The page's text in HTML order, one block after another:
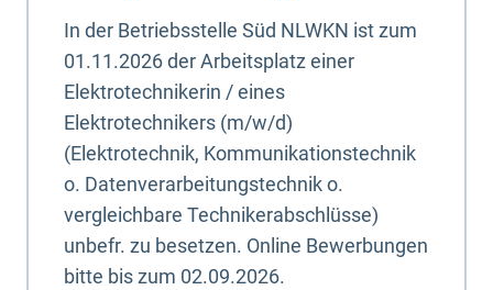
In der Betriebsstelle Süd NLWKN ist zum
01.11.2026 der Arbeitsplatz einer
Elektrotechnikerin / eines
Elektrotechnikers (m/w/d)
(Elektrotechnik, Kommunikationstechnik
o. Datenverarbeitungstechnik o.
vergleichbare Technikerabschlüsse)
unbefr. zu besetzen. Online Bewerbungen
bitte bis zum 02.09.2026.